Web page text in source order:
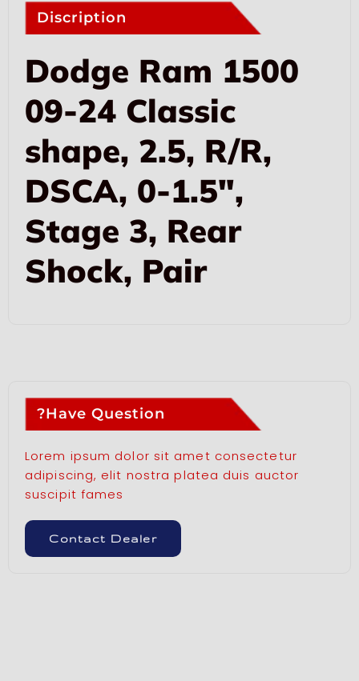
Discription
Dodge Ram 1500
09-24 Classic
shape, 2.5, R/R,
DSCA, 0-1.5″,
Stage 3, Rear
Shock, Pair
Have Question?
Lorem ipsum dolor sit amet consectetur
adipiscing, elit nostra platea duis auctor
suscipit fames
Contact Dealer